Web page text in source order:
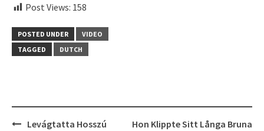
Post Views: 158
POSTED UNDER
VIDEO
TAGGED
DUTCH
PostLevágtatta Hosszú
Hon Klippte Sitt Långa Bruna